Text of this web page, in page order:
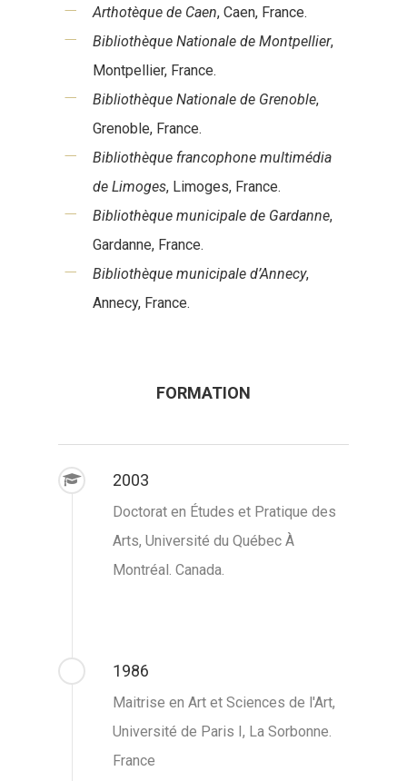
Arthotèque de Caen, Caen, France.
Bibliothèque Nationale de Montpellier,
Montpellier, France.
Bibliothèque Nationale de Grenoble,
Grenoble, France.
Bibliothèque francophone multimédia
de Limoges, Limoges, France.
Bibliothèque municipale de Gardanne,
Gardanne, France.
Bibliothèque municipale d’Annecy,
Annecy, France.
FORMATION
2003
Doctorat en Études et Pratique des
Arts, Université du Québec À
Montréal. Canada.
1986
Maitrise en Art et Sciences de l'Art,
Université de Paris I, La Sorbonne.
France